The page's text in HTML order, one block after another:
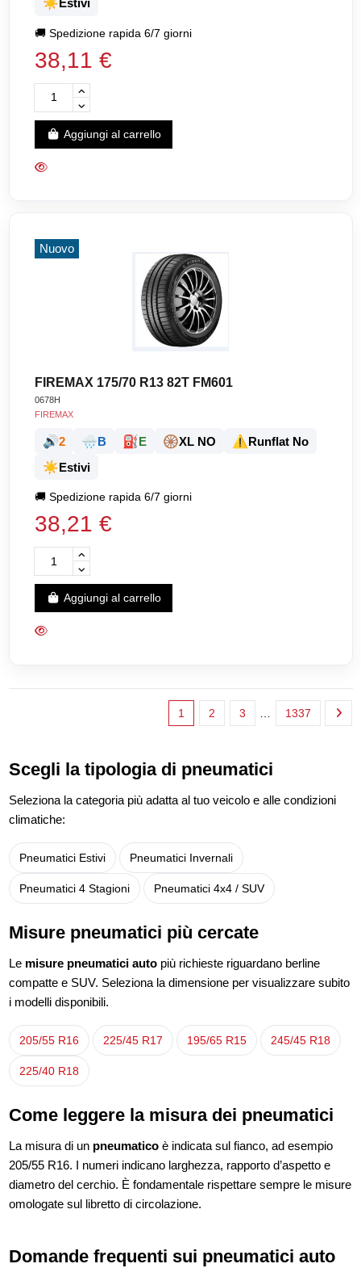
☀️ Estivi
🚚Spedizione rapida 6/7 giorni
38,11 €
Aggiungi al carrello
Nuovo
FIREMAX 175/70 R13 82T FM601
0678H
FIREMAX
🔊2 🌧️B ⛽E 🛞XL NO ⚠️Runflat No
☀️Estivi
🚚Spedizione rapida 6/7 giorni
38,21 €
Aggiungi al carrello
1 2 3 1337
Scegli la tipologia di pneumatici
Seleziona la categoria più adatta al tuo veicolo e alle condizioni
climatiche:
Pneumatici Estivi Pneumatici Invernali
Pneumatici 4 Stagioni Pneumatici 4x4 / SUV
Misure pneumatici più cercate
Le misure pneumatici autopiù richieste riguardano berline
compatte e SUV. Seleziona la dimensione per visualizzare subito
i modelli disponibili.
205/55 R16 225/45 R17 195/65 R15 245/45 R18
225/40 R18
Come leggere la misura dei pneumatici
La misura di un pneumaticoè indicata sul fianco, ad esempio
205/55 R16. I numeri indicano larghezza, rapporto d’aspetto e
diametro del cerchio. È fondamentale rispettare sempre le misure
omologate sul libretto di circolazione.
Domande frequenti sui pneumatici auto